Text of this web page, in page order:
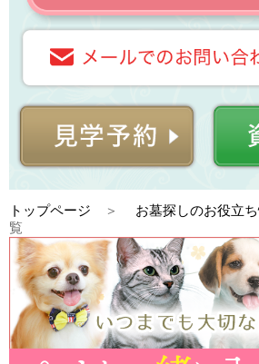
トップページ お墓探しのお役立
覧